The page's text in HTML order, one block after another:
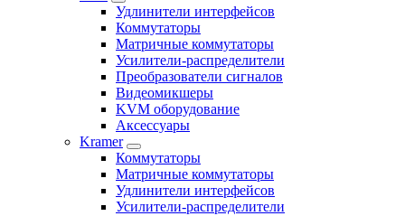
Удлинители интерфейсов
Коммутаторы
Матричные коммутаторы
Усилители-распределители
Преобразователи сигналов
Видеомикшеры
KVM оборудование
Аксессуары
Kramer
Коммутаторы
Матричные коммутаторы
Удлинители интерфейсов
Усилители-распределители